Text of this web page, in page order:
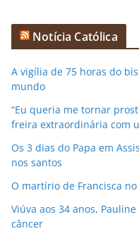
Notícia Católica
A vigília de 75 horas do
mundo
“Eu queria me tornar
freira extraordinária com
Os 3 dias do Papa em
nos santos
O martírio de Francisca
Viúva aos 34 anos,
câncer